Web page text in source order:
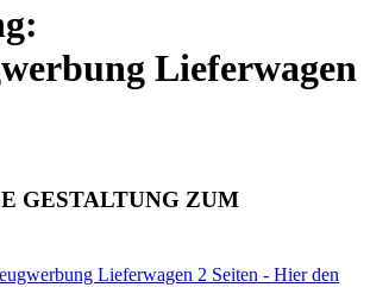
Lieferwagen
GESTALTUNG ZUM